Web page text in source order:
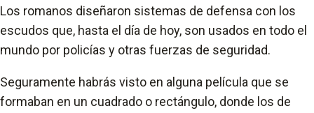
Los romanos diseñaron sistemas de defensa con los
escudos que, hasta el día de hoy, son usados en todo el
mundo por policías y otras fuerzas de seguridad.
Seguramente habrás visto en alguna película que se
formaban en un cuadrado o rectángulo, donde los de